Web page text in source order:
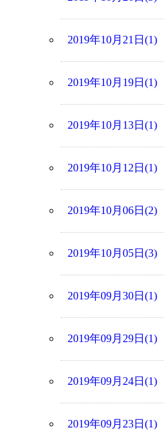
2019年10月21日(1)
2019年10月19日(1)
2019年10月13日(1)
2019年10月12日(1)
2019年10月06日(2)
2019年10月05日(3)
2019年09月30日(1)
2019年09月29日(1)
2019年09月24日(1)
2019年09月23日(1)